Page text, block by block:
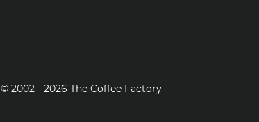
© 2002 - 2026 The Coffee Factory